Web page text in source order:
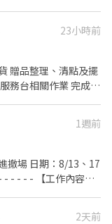
受快速配送服務。 -
場檢貨夥伴，協助
參與這項新型態的市
容至市場配合攤商進
資訊，供平台後續商
希望您具備】 * 細
走動及站立工作。 *
市、傳統市場、檢
信義區－永春市場 -
間休息1小時（休息
23小時前
贈品整理、清點及擺
務台相關作業 完成主
作 有百貨、活動或
1週前
撤場 日期：8/13、17
- - - - 【工作內容】
2天前